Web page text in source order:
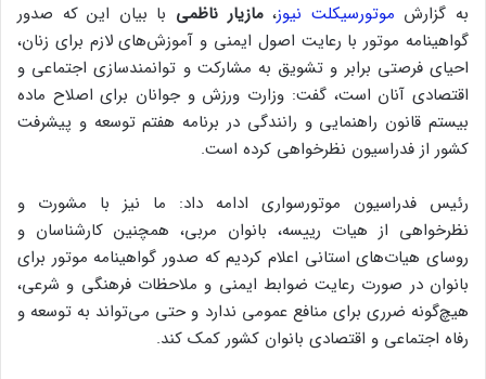
به گزارش موتورسیکلت نیوز،مازیار ناظمی با بیان این که صدور
گواهینامه موتور با رعایت اصول ایمنی و آموزش‌های لازم برای زنان،
احیای فرصتی برابر و تشویق به مشارکت و توانمندسازی اجتماعی و
اقتصادی آنان است، گفت: وزارت ورزش و جوانان برای اصلاح ماده
بیستم قانون راهنمایی و رانندگی در برنامه هفتم توسعه و پیشرفت
کشور از فدراسیون نظرخواهی کرده است.
رئیس فدراسیون موتورسواری ادامه داد: ما نیز با مشورت و
نظرخواهی از هیات رییسه، بانوان مربی، همچنین کارشناسان و
روسای هیات‌های استانی اعلام کردیم که صدور گواهینامه موتور برای
بانوان در صورت رعایت ضوابط ایمنی و ملاحظات فرهنگی و شرعی،
هیچ‌گونه ضرری برای منافع عمومی ندارد و حتی می‌تواند به توسعه و
رفاه اجتماعی و اقتصادی بانوان کشور کمک کند.